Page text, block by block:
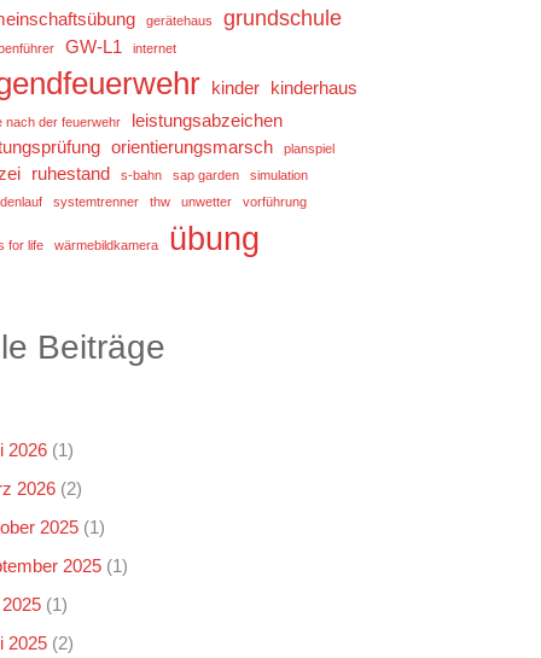
gerätehaus grundschule
GW-L1 internet
kinder kinderhaus
nach der feuerwehr
leistungsabzeichen
orientierungsmarsch planspiel
ruhestand s-bahn sap garden
simulation
systemtrenner thw unwetter vorführung
for life wärmebildkamera übung
Beiträge
2026 (1)
2026 (2)
2025 (1)
2025 (1)
(1)
2025 (2)